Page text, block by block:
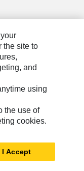
保留所有权利
the site to
and
using
the use of
cookies.
I Accept